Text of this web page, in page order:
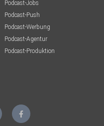
Podcast-Jobs
Podcast-Push
Podcast-Werbung
Podcast-Agentur
Podcast-Produktion